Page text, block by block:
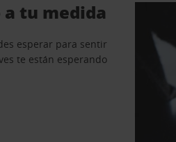
a tu medida
esperar para sentir
te están esperando